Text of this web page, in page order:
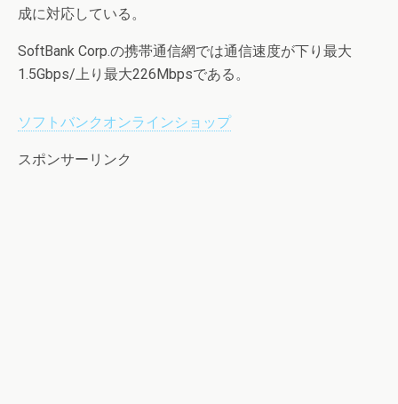
成に対応している。
SoftBank Corp.の携帯通信網では通信速度が下り最大
1.5Gbps/上り最大226Mbpsである。
ソフトバンクオンラインショップ
スポンサーリンク